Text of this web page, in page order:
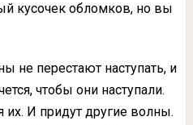
кусочек обломков, но вы
не перестают наступать, и
чтобы они наступали.
И придут другие волны.